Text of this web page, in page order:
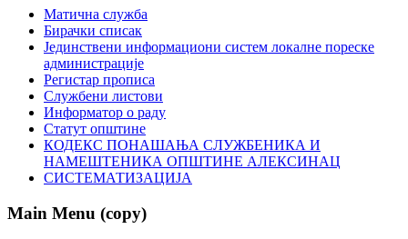
Матична служба
Бирачки списак
Јединствени информациони систем локалне пореске
администрације
Регистар прописа
Службени листови
Информатор о раду
Статут општине
КОДЕКС ПОНАШАЊА СЛУЖБЕНИКА И
НАМЕШТЕНИКА ОПШТИНЕ АЛЕКСИНАЦ
СИСТЕМАТИЗАЦИЈА
Main Menu (copy)